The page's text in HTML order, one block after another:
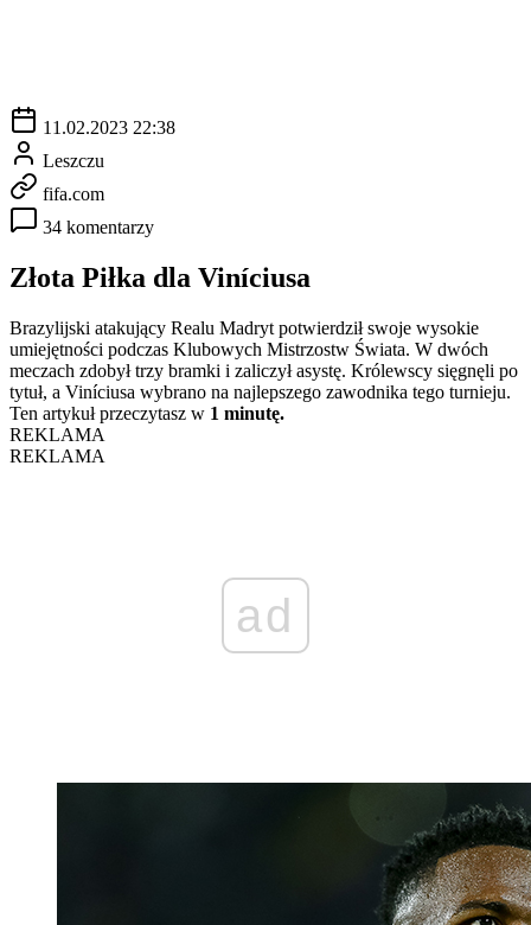
11.02.2023 22:38
Leszczu
fifa.com
34 komentarzy
Złota Piłka dla Viníciusa
Brazylijski atakujący Realu Madryt potwierdził swoje wysokie
umiejętności podczas Klubowych Mistrzostw Świata. W dwóch
meczach zdobył trzy bramki i zaliczył asystę. Królewscy sięgnęli po
tytuł, a Viníciusa wybrano na najlepszego zawodnika tego turnieju.
Ten artykuł przeczytasz w 1 minutę.
REKLAMA
REKLAMA
ad